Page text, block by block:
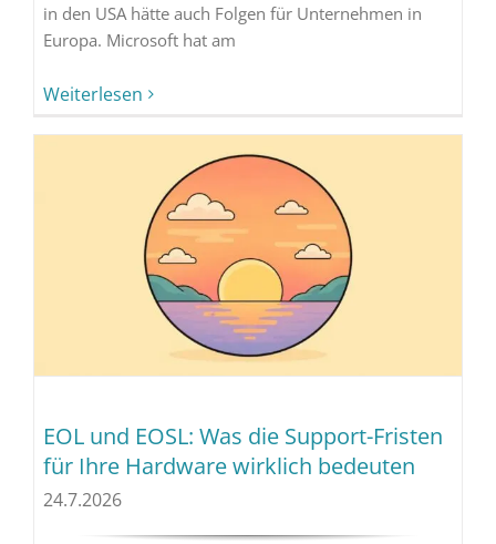
in den USA hätte auch Folgen für Unternehmen in
Europa. Microsoft hat am
Weiterlesen
EOL und EOSL: Was die Support-Fristen
für Ihre Hardware wirklich bedeuten
24.7.2026